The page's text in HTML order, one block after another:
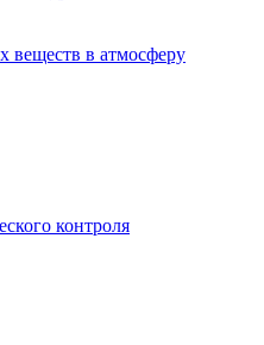
веществ в атмосферу
контроля